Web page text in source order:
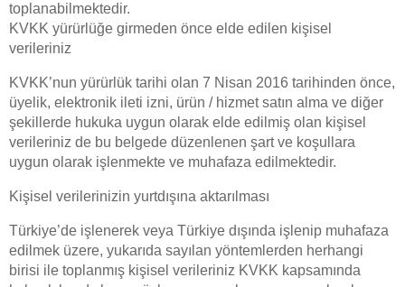
toplanabilmektedir.
KVKK yürürlüğe girmeden önce elde edilen kişisel
verileriniz
KVKK’nun yürürlük tarihi olan 7 Nisan 2016 tarihinden önce,
üyelik, elektronik ileti izni, ürün / hizmet satın alma ve diğer
şekillerde hukuka uygun olarak elde edilmiş olan kişisel
verileriniz de bu belgede düzenlenen şart ve koşullara
uygun olarak işlenmekte ve muhafaza edilmektedir.
Kişisel verilerinizin yurtdışına aktarılması
Türkiye’de işlenerek veya Türkiye dışında işlenip muhafaza
edilmek üzere, yukarıda sayılan yöntemlerden herhangi
birisi ile toplanmış kişisel verileriniz KVKK kapsamında